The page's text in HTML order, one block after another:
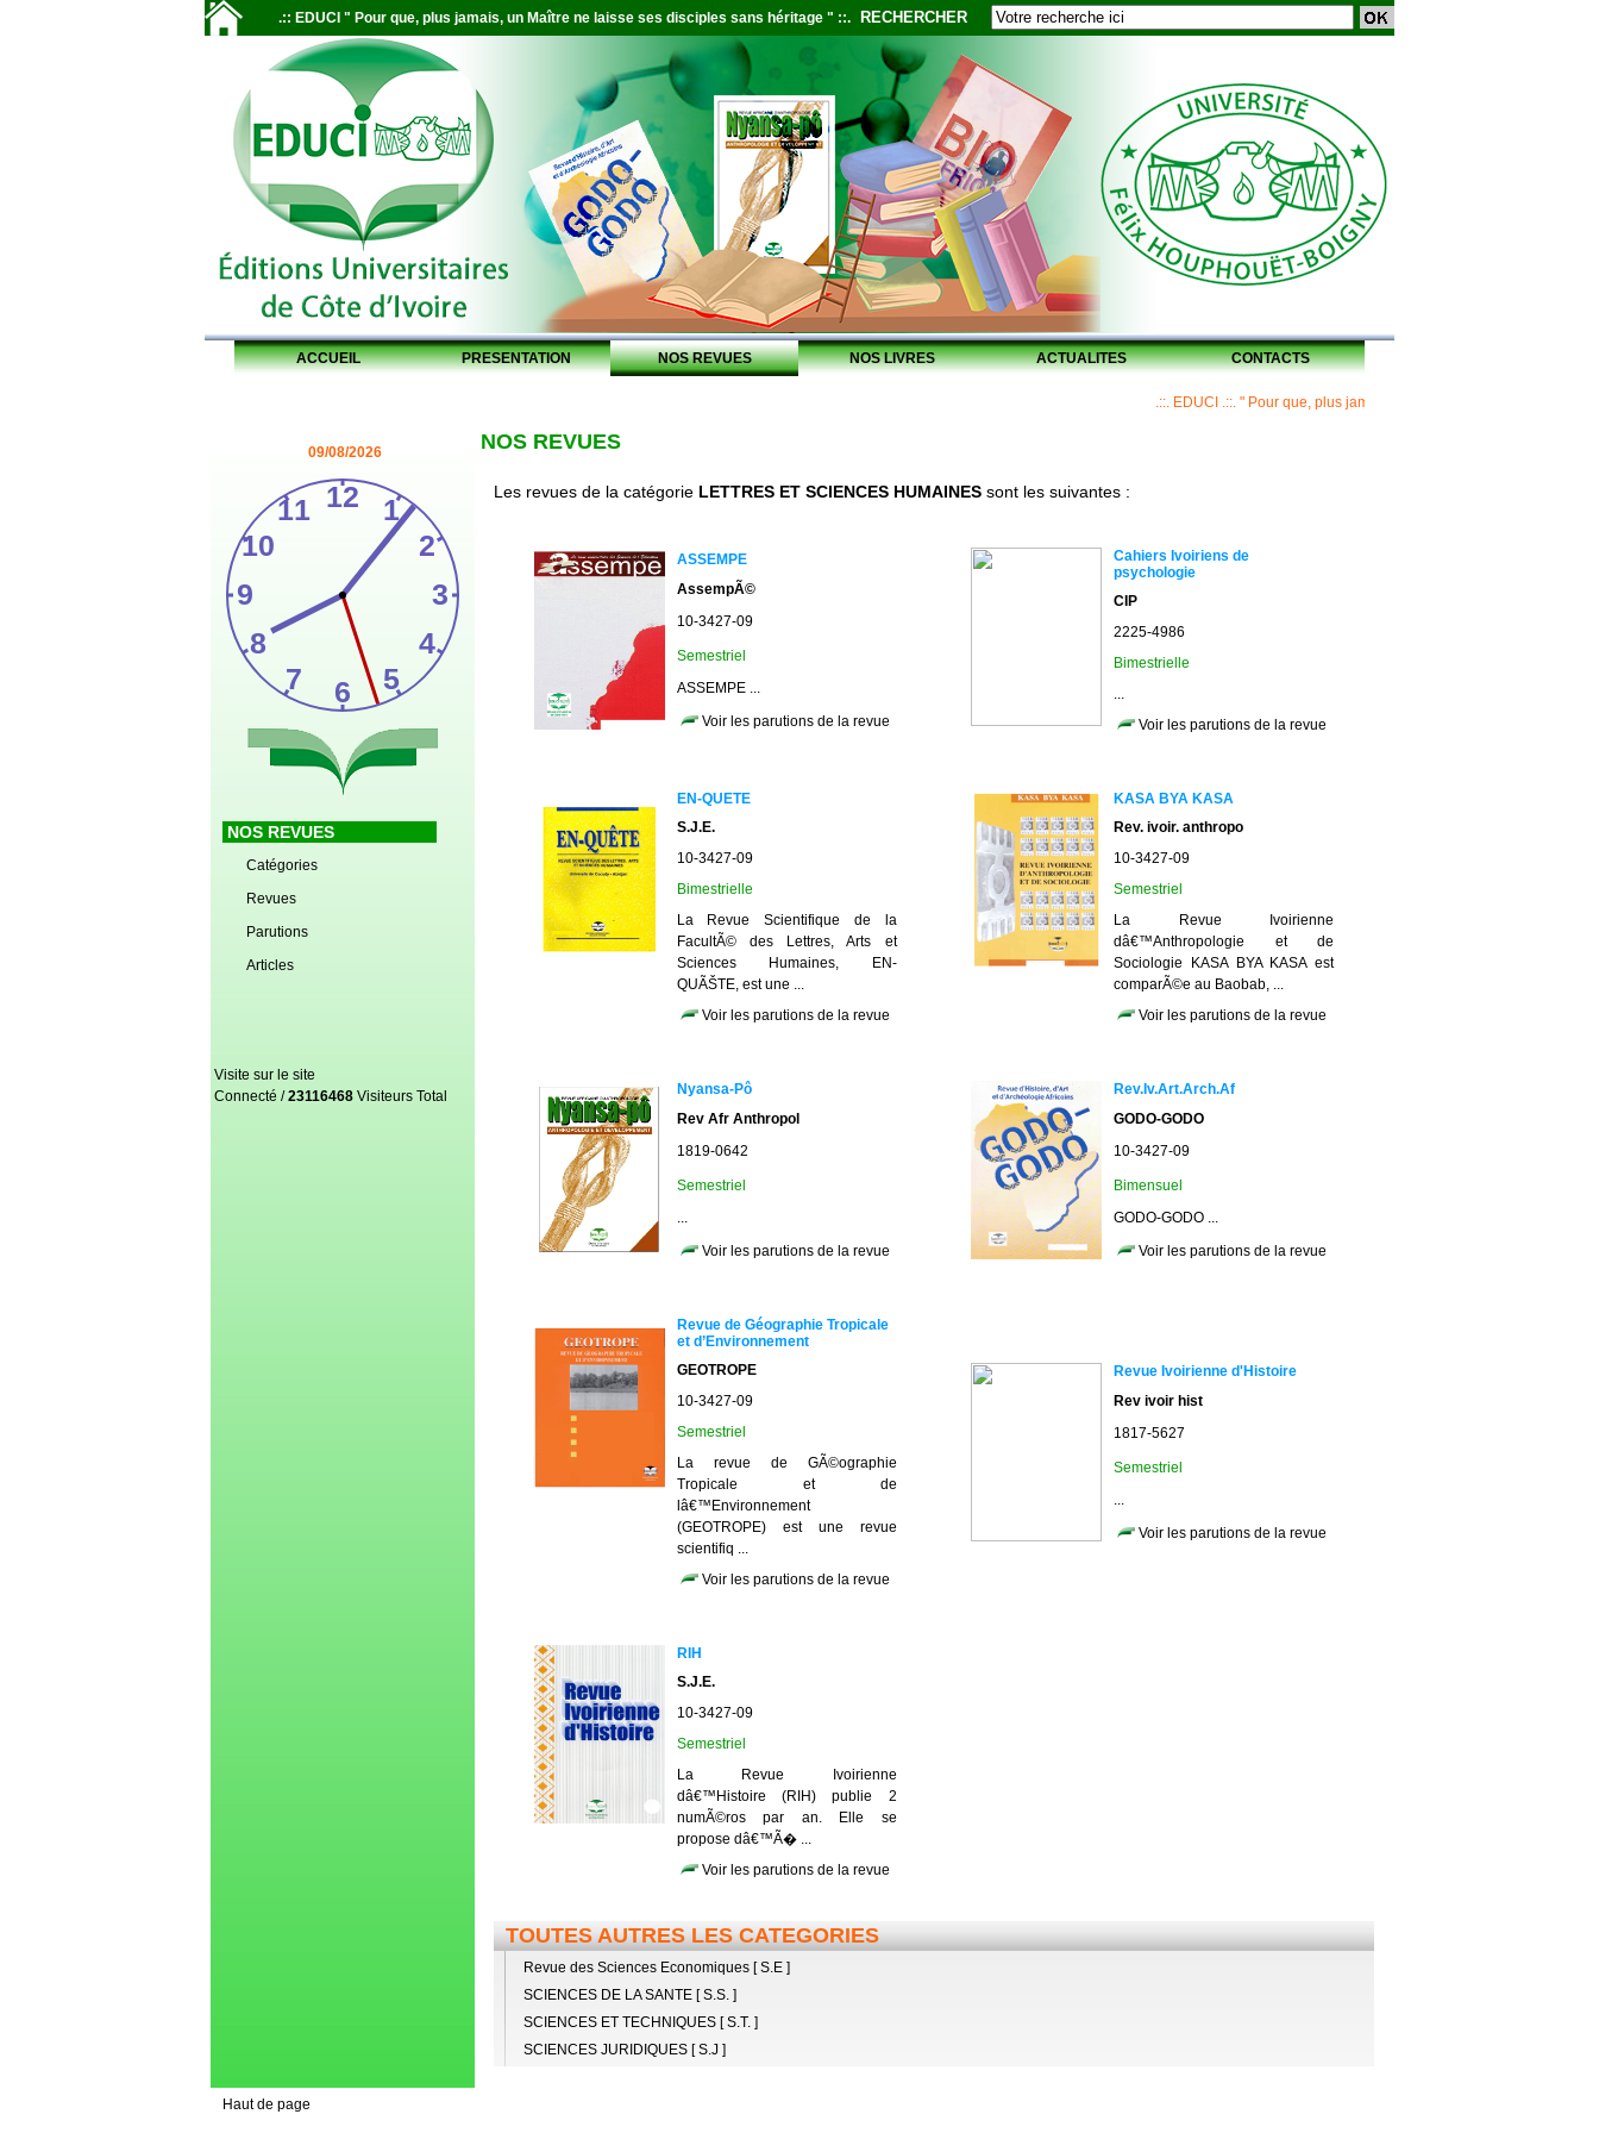
.:: EDUCI " Pour que, plus jamais, un Maître ne laisse ses disciples sans héritage " ::. RECHERCHER
ACCUEIL PRESENTATION NOS REVUES NOS LIVRES ACTUALITES CONTACTS
.::. EDUCI .::. " Pour que, plus jamais, un Maître ne laisse ses disciples
09/08/2026
NOS REVUES
Catégories
Revues
Parutions
Articles
Visite sur le site
Connecté /23116468Visiteurs Total
NOS REVUES
Les revues de la catégorie LETTRES ET SCIENCES HUMAINES sont les suivantes :
ASSEMPE
AssempÃ©
10-3427-09
Semestriel
ASSEMPE ...
Voir les parutions de la revue
Cahiers Ivoiriens de
psychologie
CIP
2225-4986
Bimestrielle
...
Voir les parutions de la revue
EN-QUETE
S.J.E.
10-3427-09
Bimestrielle
La Revue Scientifique de la
FacultÃ© des Lettres, Arts et
Sciences Humaines, EN-
QUÃŠTE, est une ...
Voir les parutions de la revue
KASA BYA KASA
Rev. ivoir. anthropo
10-3427-09
Semestriel
La Revue Ivoirienne
dâ€™Anthropologie et de
Sociologie KASA BYA KASA est
comparÃ©e au Baobab, ...
Voir les parutions de la revue
Nyansa-Pô
Rev Afr Anthropol
1819-0642
Semestriel
...
Voir les parutions de la revue
Rev.Iv.Art.Arch.Af
GODO-GODO
10-3427-09
Bimensuel
GODO-GODO ...
Voir les parutions de la revue
Revue de Géographie Tropicale
et d’Environnement
GEOTROPE
10-3427-09
Semestriel
La revue de GÃ©ographie
Tropicale et de
lâ€™Environnement
(GEOTROPE) est une revue
scientifiq ...
Voir les parutions de la revue
Revue Ivoirienne d'Histoire
Rev ivoir hist
1817-5627
Semestriel
...
Voir les parutions de la revue
RIH
S.J.E.
10-3427-09
Semestriel
La Revue Ivoirienne
dâ€™Histoire (RIH) publie 2
numÃ©ros par an. Elle se
propose dâ€™Ã� ...
Voir les parutions de la revue
TOUTES AUTRES LES CATEGORIES
Revue des Sciences Economiques [ S.E ]
SCIENCES DE LA SANTE [ S.S. ]
SCIENCES ET TECHNIQUES [ S.T. ]
SCIENCES JURIDIQUES [ S.J ]
Haut de page